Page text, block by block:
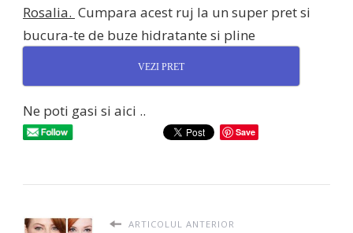
Rosalia. Cumpara acest ruj la un super pret si
bucura-te de buze hidratante si pline
VEZI PRET
Ne poti gasi si aici ..
Save
ARTICOLUL ANTERIOR